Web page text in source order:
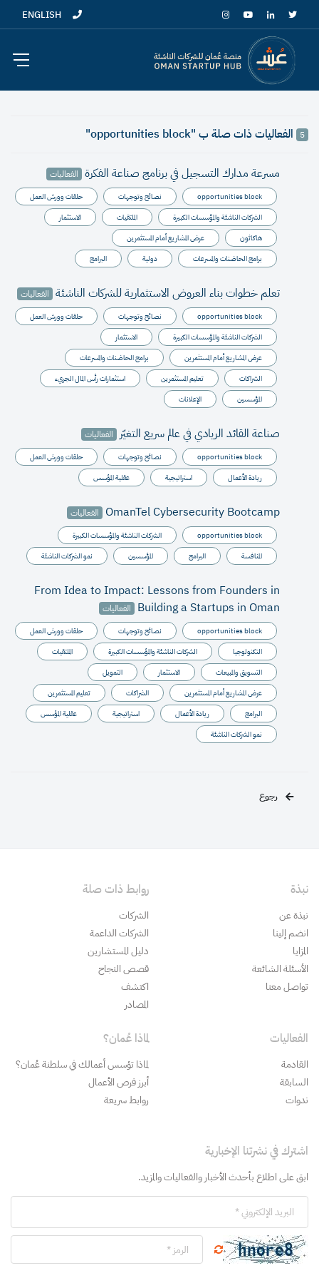
ENGLISH
5 الفعاليات ذات صلة ب "opportunities block"
مسرعة مدارك التسجيل في برنامج صناعة الفكرة الفعاليات
opportunities block نصائح وتوجهات
حلقات وورش العمل
الشركات الناشئة والمؤسسات الكبيرة
الملتقيات
الاستثمار
هاكاثون
عرض المشاريع أمام المستثمرين
برامج الحاضنات والمسرعات
دولية البرامج
تعلم خطوات بناء العروض الاستثمارية للشركات الناشئة الفعاليات
opportunities block نصائح وتوجهات
حلقات وورش العمل
الشركات الناشئة والمؤسسات الكبيرة
الاستثمار
عرض المشاريع أمام المستثمرين
برامج الحاضنات والمسرعات
الشراكات
تعليم المستثمرين
استثمارات رأس المال الجريء
المؤسسين
الإعلانات
صناعة القائد الريادي في عالم سريع التغيّر الفعاليات
opportunities block نصائح وتوجهات
حلقات وورش العمل
ريادة الأعمال
استراتيجية عقلية المؤسس
OmanTel Cybersecurity Bootcamp الفعاليات
opportunities block
الشركات الناشئة والمؤسسات الكبيرة
المنافسة
البرامج المؤسسين نمو الشركات الناشئة
From Idea to Impact: Lessons from Founders in
Building a Startups in Oman
الفعاليات
opportunities block نصائح وتوجهات
حلقات وورش العمل
التكنولوجيا
الشركات الناشئة والمؤسسات الكبيرة
الملتقيات
التسويق والمبيعات
الاستثمار
التمويل
عرض المشاريع أمام المستثمرين
الشراكات
تعليم المستثمرين
البرامج
ريادة الأعمال استراتيجية
عقلية المؤسس
نمو الشركات الناشئة
رجوع
نبذة
نبذة عن
انضم إلينا
المزايا
الأسئلة الشائعة
تواصل معنا
روابط ذات صلة
الشركات
الشركات الداعمة
دليل المستشارين
قصص النجاح
اكتشف
المصادر
الفعاليات
القادمة
السابقة
ندوات
لماذا عُمان؟
لماذا تؤسس أعمالك في سلطنة عُمان؟
أبرز فرص الأعمال
روابط سريعة
اشترك في نشرتنا الإخبارية
ابق على اطلاع بأحدث الأخبار والفعاليات والمزيد.